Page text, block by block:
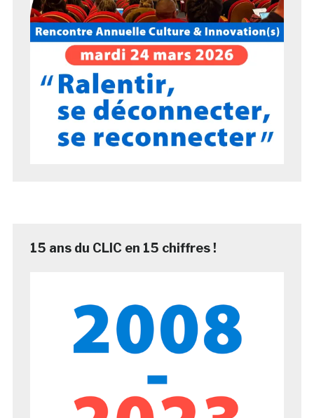
15 ans du CLIC en 15 chiffres !